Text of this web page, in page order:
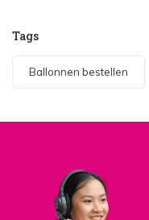
Tags
Ballonnen bestellen